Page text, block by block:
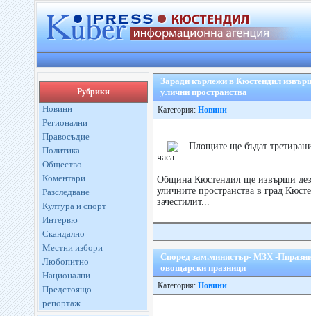
Рубрики
Новини
Регионални
Правосъдие
Политика
Общество
Коментари
Разследване
Култура и спорт
Интервю
Скандално
Местни избори
Любопитно
Национални
Предстоящо
репортаж
Заради кърлежи в Кюстендил
улични пространства
Категория: Новини
Площите ще бъдат
часа.
Община Кюстендил ще извърши
уличните пространства в град
зачестилит...
Според зам.министър- МЗХ -
овощарски празници
Категория: Новини